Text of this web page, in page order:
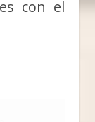
con el